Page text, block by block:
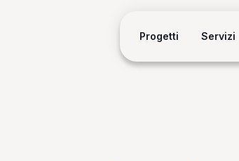
Progetti Servizi